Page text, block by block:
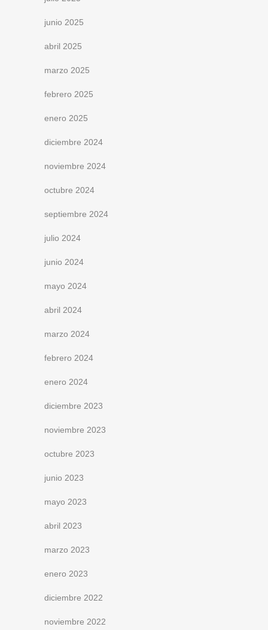
junio 2025
abril 2025
marzo 2025
febrero 2025
enero 2025
diciembre 2024
noviembre 2024
octubre 2024
septiembre 2024
julio 2024
junio 2024
mayo 2024
abril 2024
marzo 2024
febrero 2024
enero 2024
diciembre 2023
noviembre 2023
octubre 2023
junio 2023
mayo 2023
abril 2023
marzo 2023
enero 2023
diciembre 2022
noviembre 2022